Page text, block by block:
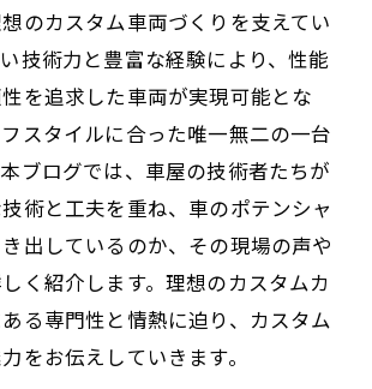
のカスタム車両づくりを支えてい
技術力と豊富な経験により、性能
を追求した車両が実現可能とな
スタイルに合った唯一無二の一台
ブログでは、車屋の技術者たちが
術と工夫を重ね、車のポテンシャ
出しているのか、その現場の声や
く紹介します。理想のカスタムカ
る専門性と情熱に迫り、カスタム
をお伝えしていきます。